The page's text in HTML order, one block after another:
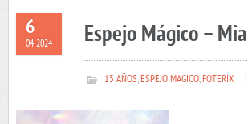
6
04 2024 Espejo Mágico – Mia
15 AÑOS,ESPEJO MAGICO,FOTERIX